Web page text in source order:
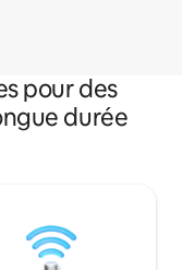
pour des
durée